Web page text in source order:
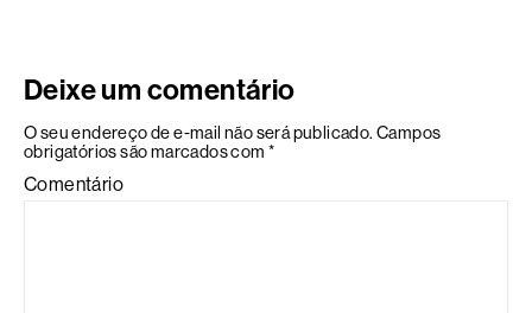
Deixe um comentário
O seu endereço de e-mail não será publicado. Campos
obrigatórios são marcados com *
Comentário